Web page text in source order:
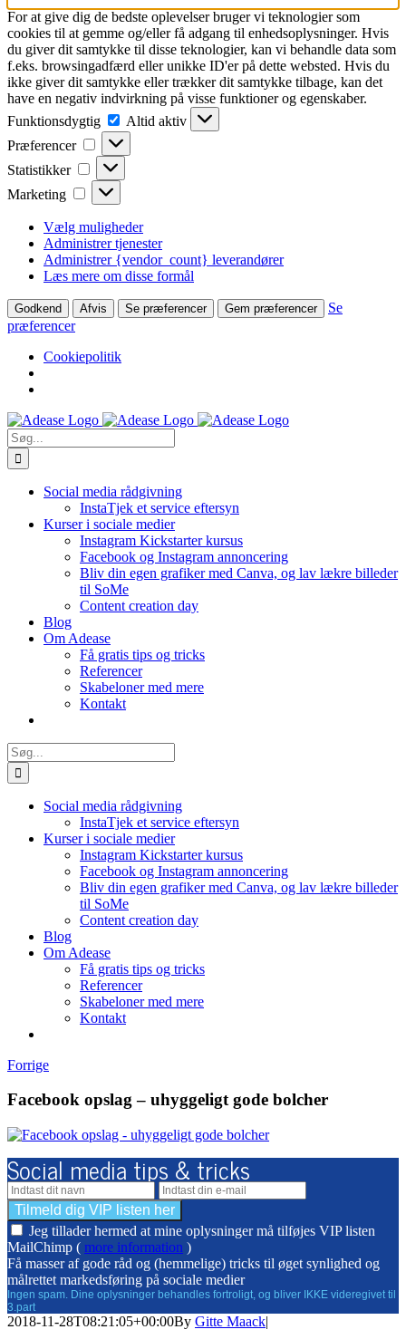
For at give dig de bedste oplevelser bruger vi teknologier som
cookies til at gemme og/eller få adgang til enhedsoplysninger. Hvis
du giver dit samtykke til disse teknologier, kan vi behandle data som
f.eks. browsingadfærd eller unikke ID'er på dette websted. Hvis du
ikke giver dit samtykke eller trækker dit samtykke tilbage, kan det
have en negativ indvirkning på visse funktioner og egenskaber.
Funktionsdygtig
Funktionsdygtig
Altid aktiv
Præferencer
Præferencer
Statistikker Statistikker
Marketing Marketing
Vælg muligheder
Administrer tjenester
Administrer {vendor_count} leverandører
Læs mere om disse formål
Godkend Afvis Se præferencer Gem præferencer
Se
præferencer
Cookiepolitik
Skip
to
content
Søg
efter:
Social media rådgivning
InstaTjek et service eftersyn
Kurser i sociale medier
Instagram Kickstarter kursus
Facebook og Instagram annoncering
Bliv din egen grafiker med Canva, og lav lækre billeder
til SoMe
Content creation day
Blog
Om Adease
Få gratis tips og tricks
Referencer
Skabeloner med mere
Kontakt
Søg
efter:
Social media rådgivning
InstaTjek et service eftersyn
Kurser i sociale medier
Instagram Kickstarter kursus
Facebook og Instagram annoncering
Bliv din egen grafiker med Canva, og lav lækre billeder
til SoMe
Content creation day
Blog
Om Adease
Få gratis tips og tricks
Referencer
Skabeloner med mere
Kontakt
Forrige
Facebook opslag – uhyggeligt gode bolcher
Social media tips & tricks
Jeg tillader hermed at mine oplysninger må tilføjes VIP listen
MailChimp ( more information )
Få masser af gode råd og (hemmelige) tricks til øget synlighed og
målrettet markedsføring på sociale medier
Ingen spam. Dine oplysninger behandles fortroligt, og bliver IKKE videregivet til
3.part
2018-11-28T08:21:05+00:00By Gitte Maack|